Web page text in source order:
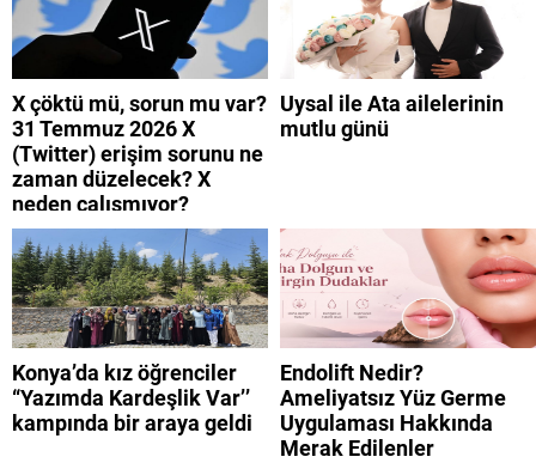
X çöktü mü, sorun mu var?
31 Temmuz 2026 X
(Twitter) erişim sorunu ne
zaman düzelecek? X
neden çalışmıyor?
Uysal ile Ata ailelerinin
mutlu günü
Konya’da kız öğrenciler
“Yazımda Kardeşlik Var’’
kampında bir araya geldi
Endolift Nedir?
Ameliyatsız Yüz Germe
Uygulaması Hakkında
Merak Edilenler